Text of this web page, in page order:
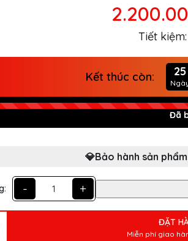
Tiết kiệm:
Kết thúc còn: 25
Đã
💎Bảo hành sản
- +
ĐẶT
Miễn phí giao